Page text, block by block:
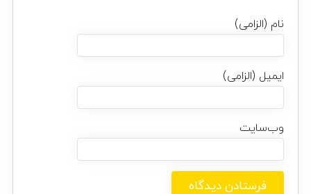
نام (الزامی)
ایمیل (الزامی)
وب‌سایت